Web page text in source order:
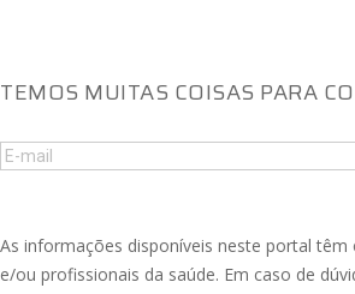
TEMOS MUITAS COISAS PARA
As informações disponíveis neste portal
e/ou profissionais da saúde. Em caso de